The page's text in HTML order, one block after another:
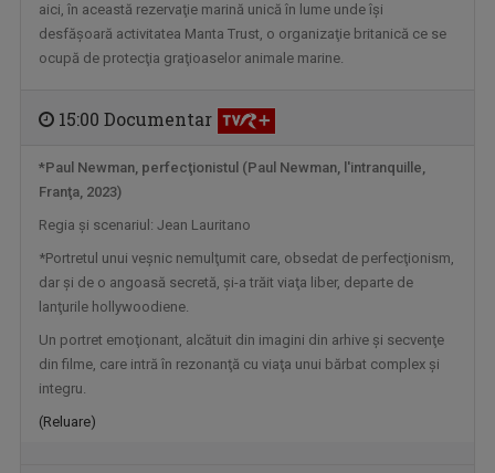
GENERAȚIA FIT
aici, în această rezervaţie marină unică în lume unde îşi
desfăşoară activitatea Manta Trust, o organizaţie britanică ce se
ocupă de protecţia graţioaselor animale marine.
15:00 Documentar
*Paul Newman, perfecţionistul (Paul Newman, l'intranquille,
Franţa, 2023)
Regia şi scenariul: Jean Lauritano
*Portretul unui veşnic nemulţumit care, obsedat de perfecţionism,
dar şi de o angoasă secretă, şi-a trăit viaţa liber, departe de
lanţurile hollywoodiene.
Un portret emoţionant, alcătuit din imagini din arhive şi secvenţe
din filme, care intră în rezonanţă cu viaţa unui bărbat complex şi
integru.
(Reluare)